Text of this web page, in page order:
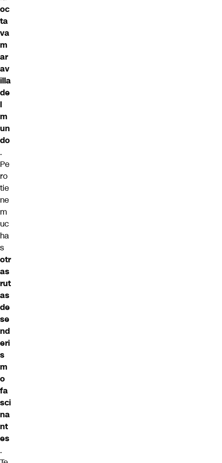
oc
ta
va
m
ar
av
illa
de
l
m
un
do
.
Pe
ro
tie
ne
m
uc
ha
s
otr
as
rut
as
de
se
nd
eri
s
m
o
fa
sci
na
nt
es
.